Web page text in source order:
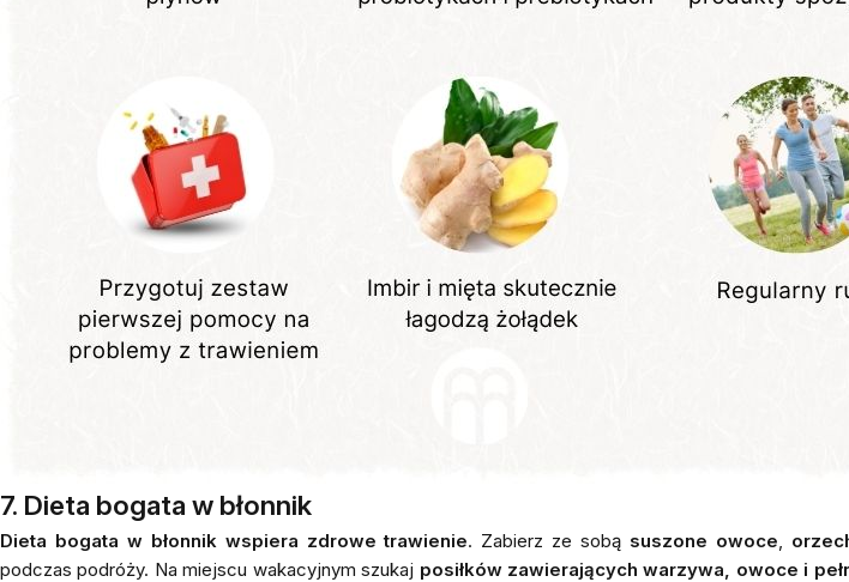
7. Dieta bogata w błonnik
Dieta bogata w błonnik wspiera zdrowe trawienie. Zabierz ze sobą suszone owoce
podczas podróży. Na miejscu wakacyjnym szukaj posiłków zawierających warzywa, owoce i